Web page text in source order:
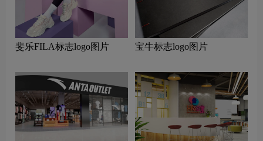
斐乐FILA标志logo图片 宝牛标志logo图片